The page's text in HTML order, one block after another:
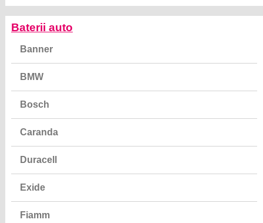
Baterii auto
Banner
BMW
Bosch
Caranda
Duracell
Exide
Fiamm